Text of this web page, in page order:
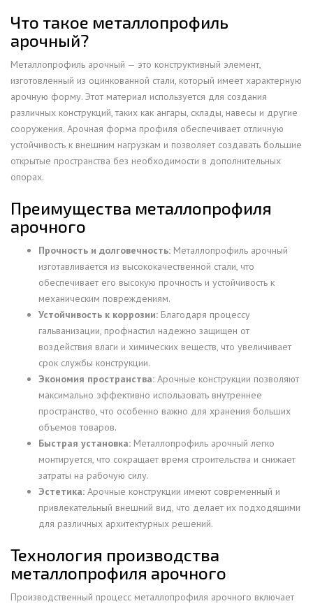
Что такое металлопрофиль
арочный?
Металлопрофиль арочный — это конструктивный элемент,
изготовленный из оцинкованной стали, который имеет характерную
арочную форму. Этот материал используется для создания
различных конструкций, таких как ангары, склады, навесы и другие
сооружения. Арочная форма профиля обеспечивает отличную
устойчивость к внешним нагрузкам и позволяет создавать большие
открытые пространства без необходимости в дополнительных
опорах.
Преимущества металлопрофиля
арочного
Прочность и долговечность: Металлопрофиль арочный
изготавливается из высококачественной стали, что
обеспечивает его высокую прочность и устойчивость к
механическим повреждениям.
Устойчивость к коррозии: Благодаря процессу
гальванизации, профнастил надежно защищен от
воздействия влаги и химических веществ, что увеличивает
срок службы конструкции.
Экономия пространства: Арочные конструкции позволяют
максимально эффективно использовать внутреннее
пространство, что особенно важно для хранения больших
объемов товаров.
Быстрая установка: Металлопрофиль арочный легко
монтируется, что сокращает время строительства и снижает
затраты на рабочую силу.
Эстетика: Арочные конструкции имеют современный и
привлекательный внешний вид, что делает их подходящими
для различных архитектурных решений.
Технология производства
металлопрофиля арочного
Производственный процесс металлопрофиля арочного включает